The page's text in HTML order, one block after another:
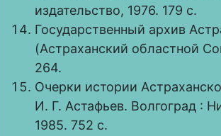
издательство, 1976. 179 с.
Государственный архив
(Астраханский областной
264.
Очерки истории
И. Г. Астафьев. Волгоград :
1985. 752 с.